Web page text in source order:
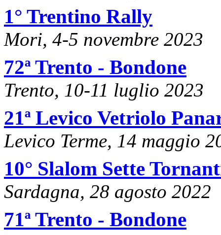
1° Trentino Rally
Mori, 4-5 novembre 2023
72ª Trento - Bondone
Trento, 10-11 luglio 2023
21ª Levico Vetriolo
Levico Terme, 14 maggio
10° Slalom Sette
Sardagna, 28 agosto 2022
71ª Trento - Bondone